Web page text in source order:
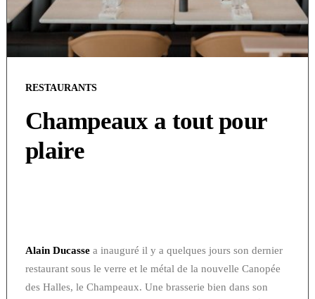
RESTAURANTS
Champeaux a tout pour
plaire
Alain Ducasse a inauguré il y a quelques jours son dernier
restaurant sous le verre et le métal de la nouvelle Canopée
des Halles, le Champeaux. Une brasserie bien dans son